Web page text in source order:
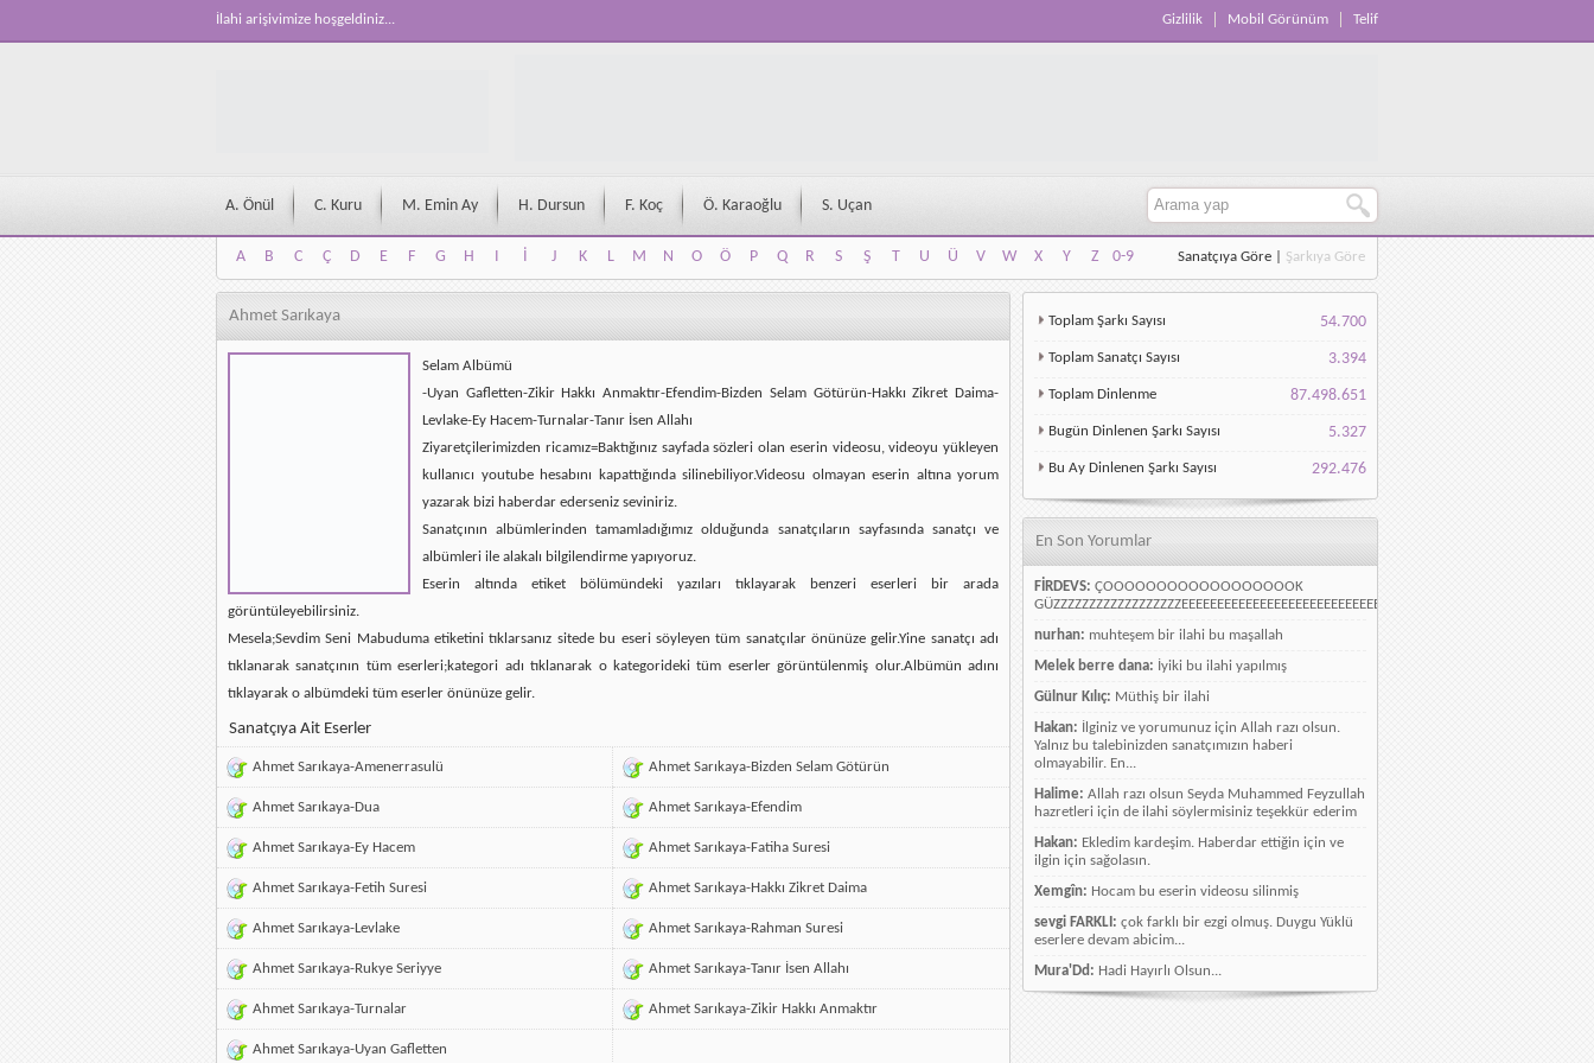
İlahi arişivimize hoşgeldiniz... Gizlilik Mobil Görünüm Telif
A. Önül C. Kuru M. Emin Ay H. Dursun F. Koç Ö. Karaoğlu S. Uçan
A B C Ç D E F G H I İ J K L M N O Ö P Q R S Ş T U Ü V W X Y Z
0-9
A
B C Ç D E F G H I İ J K L M N O Ö P Q R S Ş T U Ü V W X Y Z 0-9
Sanatçıya Göre Şarkıya Göre
Ahmet Sarıkaya
Selam Albümü
-Uyan Gafletten-Zikir Hakkı Anmaktır-Efendim-Bizden Selam Götürün-Hakkı Zikret Daima-
Levlake-Ey Hacem-Turnalar-Tanır İsen Allahı
Ziyaretçilerimizden ricamız=Baktığınız sayfada sözleri olan eserin videosu, videoyu yükleyen
kullanıcı youtube hesabını kapattığında silinebiliyor.Videosu olmayan eserin altına yorum
yazarak bizi haberdar ederseniz seviniriz.
Sanatçının albümlerinden tamamladığımız olduğunda sanatçıların sayfasında sanatçı ve
albümleri ile alakalı bilgilendirme yapıyoruz.
Eserin altında etiket bölümündeki yazıları tıklayarak benzeri eserleri bir arada
görüntüleyebilirsiniz.
Mesela;Sevdim Seni Mabuduma etiketini tıklarsanız sitede bu eseri söyleyen tüm sanatçılar önünüze gelir.Yine sanatçı adı
tıklanarak sanatçının tüm eserleri;kategori adı tıklanarak o kategorideki tüm eserler görüntülenmiş olur.Albümün adını
tıklayarak o albümdeki tüm eserler önünüze gelir.
Sanatçıya Ait Eserler
Ahmet Sarıkaya-Amenerrasulü Ahmet Sarıkaya-Bizden Selam Götürün
Ahmet Sarıkaya-Dua Ahmet Sarıkaya-Efendim
Ahmet Sarıkaya-Ey Hacem Ahmet Sarıkaya-Fatiha Suresi
Ahmet Sarıkaya-Fetih Suresi Ahmet Sarıkaya-Hakkı Zikret Daima
Ahmet Sarıkaya-Levlake Ahmet Sarıkaya-Rahman Suresi
Ahmet Sarıkaya-Rukye Seriyye Ahmet Sarıkaya-Tanır İsen Allahı
Ahmet Sarıkaya-Turnalar Ahmet Sarıkaya-Zikir Hakkı Anmaktır
Ahmet Sarıkaya-Uyan Gafletten
Toplam Şarkı Sayısı 54.700
Toplam Sanatçı Sayısı 3.394
Toplam Dinlenme 87.498.651
Bugün Dinlenen Şarkı Sayısı 5.327
Bu Ay Dinlenen Şarkı Sayısı 292.476
En Son Yorumlar
FİRDEVS: ÇOOOOOOOOOOOOOOOOOOK
GÜZZZZZZZZZZZZZZZZZZEEEEEEEEEEEEEEEEEEEEEEEEEEEEELLLLLLLLLLLLLLLLLLLLLLLL
nurhan: muhteşem bir ilahi bu maşallah
Melek berre dana: İyiki bu ilahi yapılmış
Gülnur Kılıç: Müthiş bir ilahi
Hakan: İlginiz ve yorumunuz için Allah razı olsun.
Yalnız bu talebinizden sanatçımızın haberi
olmayabilir. En...
Halime: Allah razı olsun Seyda Muhammed Feyzullah
hazretleri için de ilahi söylermisiniz teşekkür ederim
Hakan: Ekledim kardeşim. Haberdar ettiğin için ve
ilgin için sağolasın.
Xemgîn: Hocam bu eserin videosu silinmiş
sevgi FARKLI: çok farklı bir ezgi olmuş. Duygu Yüklü
eserlere devam abicim...
Mura'Dd: Hadi Hayırlı Olsun...